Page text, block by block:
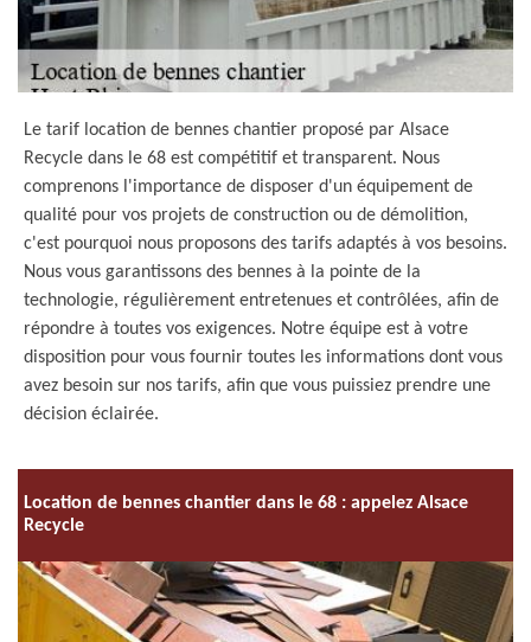
Le tarif location de bennes chantier proposé par Alsace
Recycle dans le 68 est compétitif et transparent. Nous
comprenons l'importance de disposer d'un équipement de
qualité pour vos projets de construction ou de démolition,
c'est pourquoi nous proposons des tarifs adaptés à vos besoins.
Nous vous garantissons des bennes à la pointe de la
technologie, régulièrement entretenues et contrôlées, afin de
répondre à toutes vos exigences. Notre équipe est à votre
disposition pour vous fournir toutes les informations dont vous
avez besoin sur nos tarifs, afin que vous puissiez prendre une
décision éclairée.
Location de bennes chantier dans le 68 : appelez Alsace
Recycle